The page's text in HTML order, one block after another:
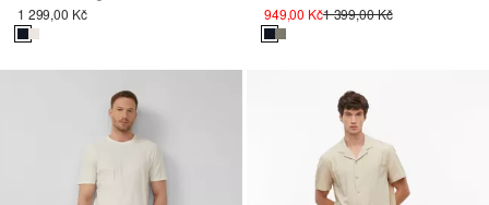
1 299,00 Kč 949,00 Kč1 399,00 Kč